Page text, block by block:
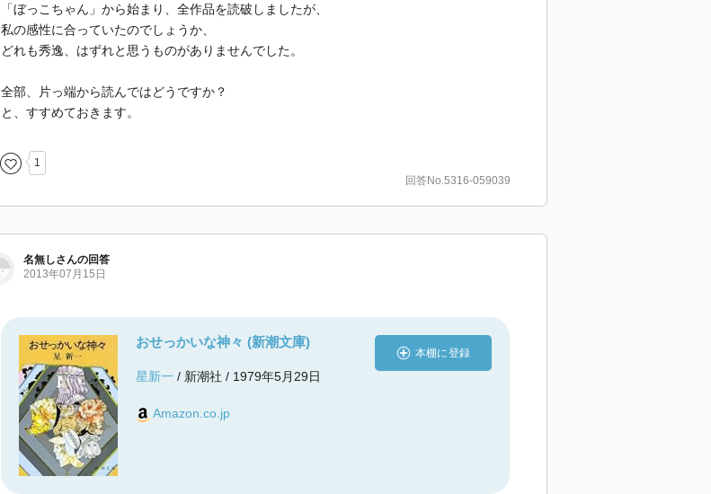
「ぼっこちゃん」から始まり、全作品を読破しましたが、
私の感性に合っていたのでしょうか、
どれも秀逸、はずれと思うものがありませんでした。
全部、片っ端から読んではどうですか？
と、すすめておきます。
1
回答No.5316-059039
名無しさんの回答
2013年07月15日
おせっかいな神々 (新潮文庫)
星新一 / 新潮社 / 1979年5月29日
Amazon.co.jp
本棚に登録